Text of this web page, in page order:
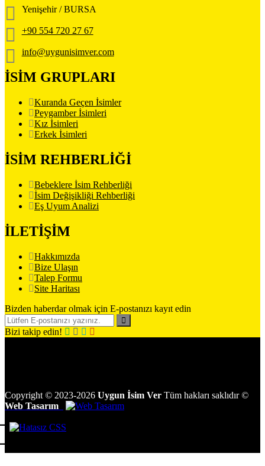
Yenişehir / BURSA
+90 554 720 27 67
info@uygunisimver.com
İSİM GRUPLARI
Kuranda Geçen İsimler
Peygamber İsimleri
Kız İsimleri
Erkek İsimleri
İSİM REHBERLİĞİ
Bebeklere İsim Rehberliği
İsim Değişikliği Rehberliği
Eş Uyum Analizi
İLETİŞİM
Hakkımızda
Bize Ulaşın
Talep Formu
Site Haritası
Bizden haberdar olmak için E-postanızı kayıt edin
Bizi takip edin!
Copyright © 2023-2026 Uygun İsim Ver Tüm hakları saklıdır ©
Web Tasarım